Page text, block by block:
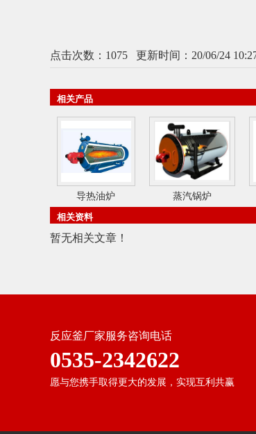
点击次数： 1075 更新时间：20/06/24
相关产品
导热油炉 蒸汽锅炉
相关资料
暂无相关文章！
反应釜厂家服务咨询电话
0535-2342622
愿与您携手取得更大的发展，实现互利共赢